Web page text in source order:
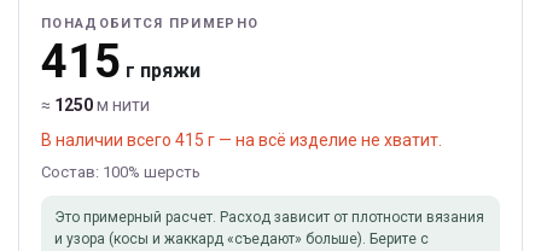
ПОНАДОБИТСЯ ПРИМЕРНО
415 г пряжи
≈ 1250м нити
В наличии всего 415 г — на всё изделие не хватит.
Состав: 100% шерсть
Это примерный расчет. Расход зависит от плотности вязания
и узора (косы и жаккард «съедают» больше). Берите с